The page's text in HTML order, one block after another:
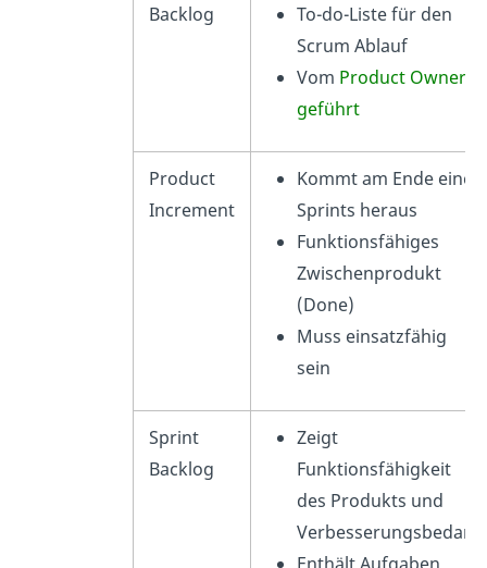
Backlog
To-do-Liste für den
Scrum Ablauf
Vom Product Owner
geführt
Product
Increment
Kommt am Ende eines
Sprints heraus
Funktionsfähiges
Zwischenprodukt
(Done)
Muss einsatzfähig
sein
Sprint
Backlog
Zeigt
Funktionsfähigkeit
des Produkts und
Verbesserungsbedarf